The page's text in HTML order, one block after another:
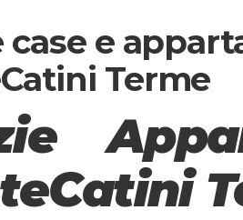
case e
Terme